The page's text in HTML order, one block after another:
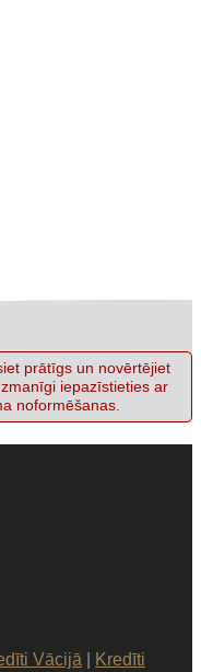
prātīgs un novērtējiet
iepazīstieties ar
noformēšanas.
Vācijā
Kredīti